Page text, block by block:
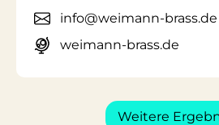
info@weimann-brass.de
weimann-brass.de
Weitere